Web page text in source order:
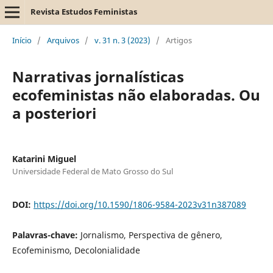
Revista Estudos Feministas
Início / Arquivos / v. 31 n. 3 (2023) / Artigos
Narrativas jornalísticas
ecofeministas não elaboradas. Ou
a posteriori
Katarini Miguel
Universidade Federal de Mato Grosso do Sul
DOI: https://doi.org/10.1590/1806-9584-2023v31n387089
Palavras-chave: Jornalismo, Perspectiva de gênero,
Ecofeminismo, Decolonialidade